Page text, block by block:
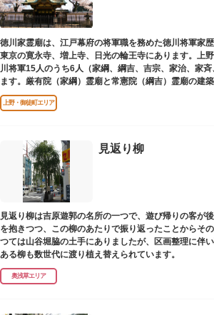
子規が病室兼書斎にしていた「病牀六尺の間」などを復
暮らしだけでなく創作の様子を偲ぶことができます。現
ィア団体により大切に維持・保存されています。
徳川家霊廟は、江戸幕府の将軍職を務めた徳川将軍家歴
東京の寛永寺、増上寺、日光の輪王寺にあります。上
川将軍15人のうち6人（家綱、綱吉、吉宗、家治、家
ます。厳有院（家綱）霊廟と常憲院（綱吉）霊廟の建
（1945）の空襲で大部分を焼失しました。
上野・御徒町エリア
見返り柳
見返り柳は吉原遊郭の名所の一つで、遊び帰りの客が
を抱きつつ、この柳のあたりで振り返ったことからそ
つては山谷堀脇の土手にありましたが、区画整理に伴
ある柳も数世代に渡り植え替えられています。
奥浅草エリア